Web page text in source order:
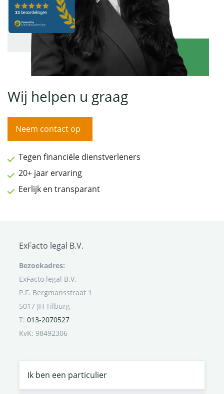
Wij helpen u graag
Neem contact op
Tegen financiële dienstverleners
20+ jaar ervaring
Eerlijk en transparant
ExFacto legal B.V.
Bezoekadres:
ExFacto legal B.V.
P.F. Bergmansstraat 1
5017 JH Tilburg
T: 013-2070527
KvK: 98492306
Ik ben een particulier